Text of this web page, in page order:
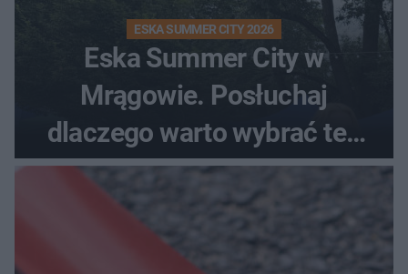
ESKA SUMMER CITY 2026
Eska Summer City w
Mrągowie. Posłuchaj
dlaczego warto wybrać ten
kierunek na urlop!